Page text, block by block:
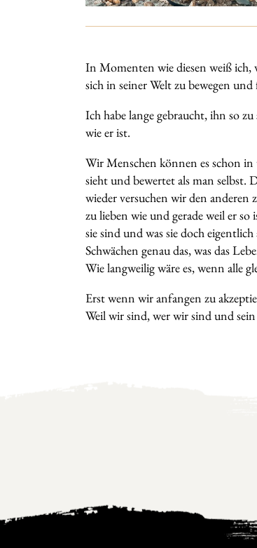
In Momenten wie diesen weiß ich,
sich in seiner Welt zu bewegen
Ich habe lange gebraucht, ihn so
wie er ist.
Wir Menschen können es schon in
sieht und bewertet als man selbst.
wieder versuchen wir den anderen
zu lieben wie und gerade weil er
sie sind und was sie doch
Schwächen genau das, was das
Wie langweilig wäre es, wenn alle
Erst wenn wir anfangen zu
Weil wir sind, wer wir sind und